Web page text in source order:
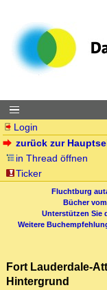
Login
zurück zur
in Thread öffnen
Ticker
Fluchtburg
Bücher
Unterstützen Sie
Weitere
Fort Lauderdale-
Hintergrund